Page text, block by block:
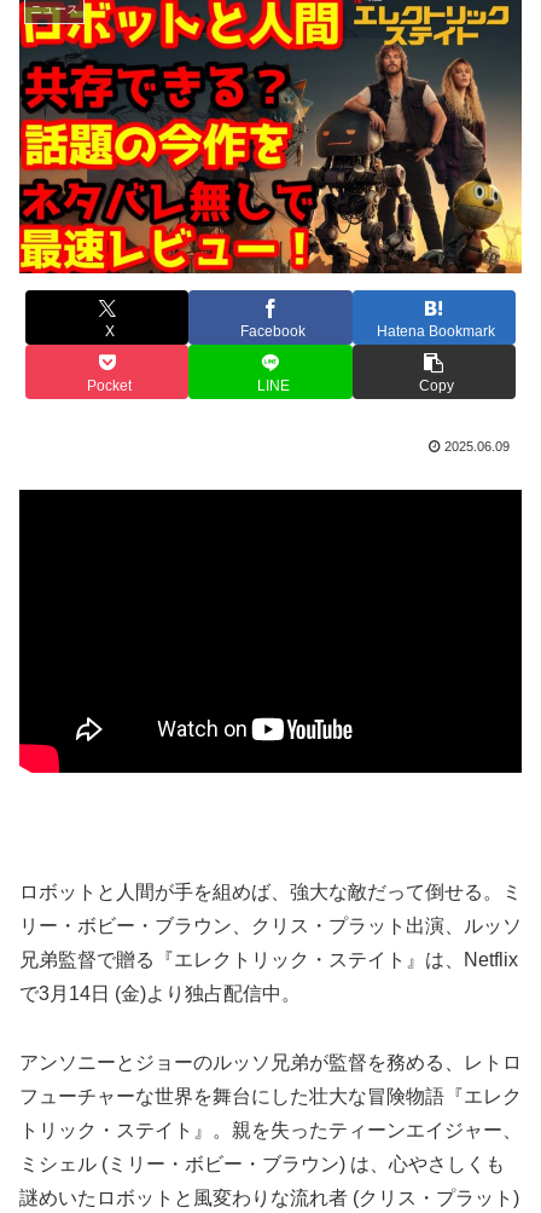
ニュース
X Facebook Hatena Bookmark
Pocket LINE Copy
2025.06.09
ロボットと人間が手を組めば、強大な敵だって倒せる。ミ
リー・ボビー・ブラウン、クリス・プラット出演、ルッソ
兄弟監督で贈る『エレクトリック・ステイト』は、Netflix
で3月14日 (金)より独占配信中。
アンソニーとジョーのルッソ兄弟が監督を務める、レトロ
フューチャーな世界を舞台にした壮大な冒険物語『エレク
トリック・ステイト』。親を失ったティーンエイジャー、
ミシェル (ミリー・ボビー・ブラウン) は、心やさしくも
謎めいたロボットと風変わりな流れ者 (クリス・プラット)